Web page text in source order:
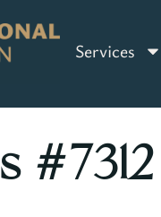
Services
#7312